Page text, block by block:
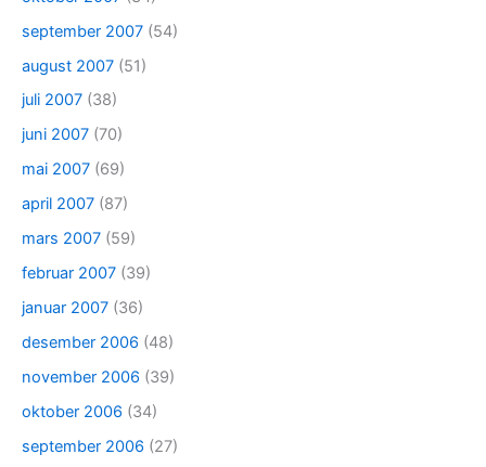
september 2007 (54)
august 2007 (51)
juli 2007 (38)
juni 2007 (70)
mai 2007 (69)
april 2007 (87)
mars 2007 (59)
februar 2007 (39)
januar 2007 (36)
desember 2006 (48)
november 2006 (39)
oktober 2006 (34)
september 2006 (27)